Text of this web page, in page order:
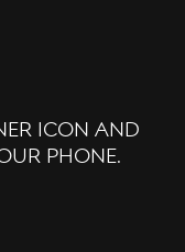
icon and
phone.